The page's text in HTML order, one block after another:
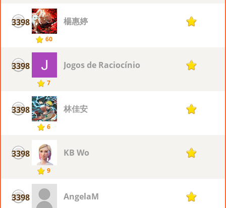
3398
60
楊惠婷 1
3398
7
Jogos de Raciocínio 1
3398
6
林佳安 1
3398
9
KB Wo 1
3398 AngelaM 1